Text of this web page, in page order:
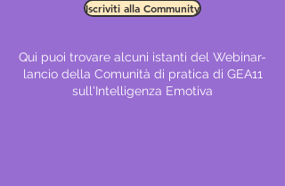
Iscriviti alla Community
Qui puoi trovare alcuni istanti del Webinar-
lancio della Comunità di pratica di GEA11
sull'Intelligenza Emotiva